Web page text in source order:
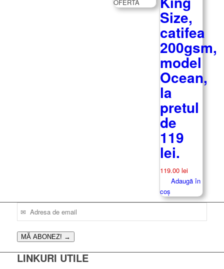
89.00 lei.
OFERTA
Size,
catifea
200gsm,
model
Ocean,
la
pretul
de
119
lei.
119.00 lei
Adaugă în
coș
MĂ ABONEZ! →
LINKURI UTILE